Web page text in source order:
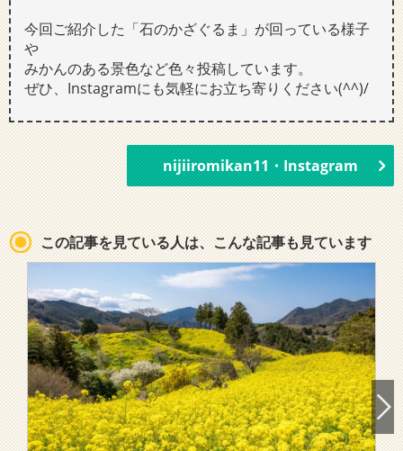
今回ご紹介した「石のかざぐるま」が回っている様子
や
みかんのある景色など色々投稿しています。
ぜひ、Instagramにも気軽にお立ち寄りください(^^)/
nijiiromikan11・Instagram
この記事を見ている人は、こんな記事も見ています